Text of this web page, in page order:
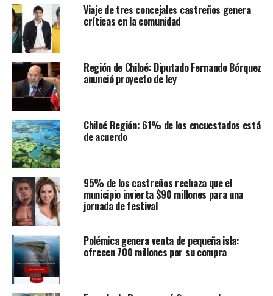
Viaje de tres concejales castreños genera
críticas en la comunidad
Región de Chiloé: Diputado Fernando Bórquez
anunció proyecto de ley
Chiloé Región: 61% de los encuestados está
de acuerdo
95% de los castreños rechaza que el
municipio invierta $90 millones para una
jornada de festival
Polémica genera venta de pequeña isla:
ofrecen 700 millones por su compra